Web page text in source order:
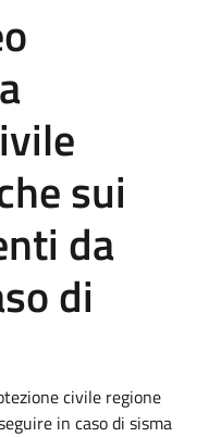
sui
da
di
civile regione
in caso di sisma